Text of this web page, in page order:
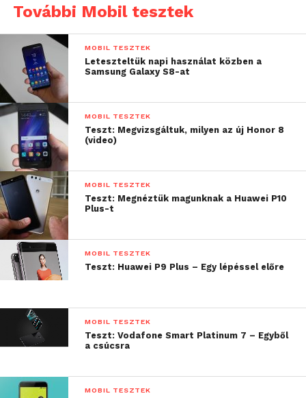
A technológia hatására a betekintési szög megfelelő,
a színeket azonban egy kicsit fakónak találtam.
Hiába, ennyi pénzből nem lehet csodákat várni.
Alább az androidos érintőgombokra lehetünk
figyelmesek, felül pedig a VGA felbontású előlapi
kamerát és a hangszórót találjuk. Bal oldalra került a
oldalon tehetjük meg. Itt kapott helyet a microUSB
csatlakozó is, míg a fülhallgatónkat a tetőn lévő
További Mobil tesztek
MOBIL TESZTEK
Leteszteltük napi használat közben a
Samsung Galaxy S8-at
MOBIL TESZTEK
Teszt: Megvizsgáltuk, milyen az új Honor 8
(video)
MOBIL TESZTEK
Teszt: Megnéztük magunknak a Huawei P10
Plus-t
MOBIL TESZTEK
Teszt: Huawei P9 Plus – Egy lépéssel előre
MOBIL TESZTEK
Teszt: Vodafone Smart Platinum 7 – Egyből
a csúcsra
MOBIL TESZTEK